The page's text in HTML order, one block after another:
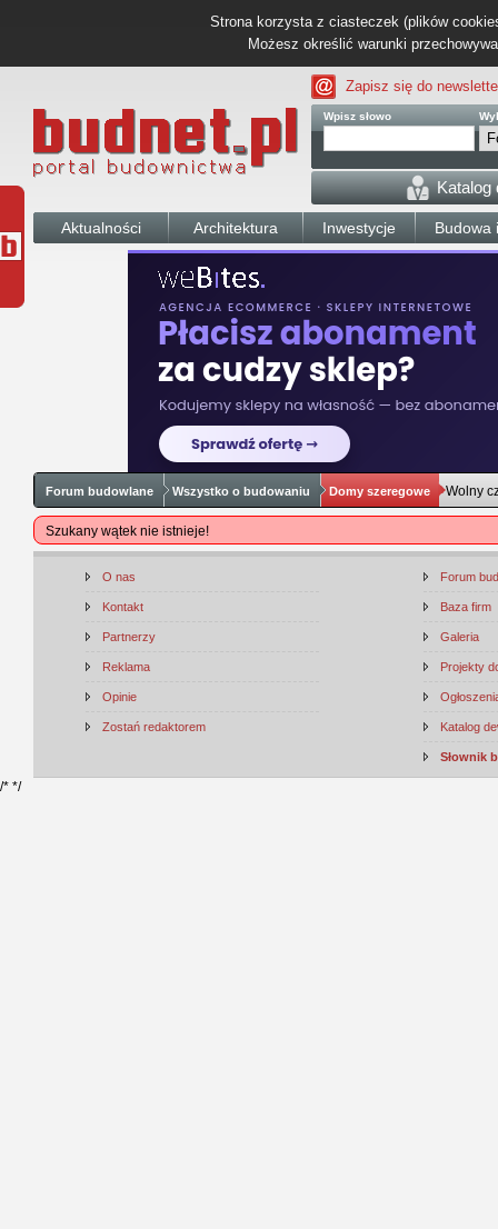
Strona korzysta z ciasteczek (plików
Możesz określić warunki
Zapisz się do
Wpisz słowo
Katalog
Aktualności Architektura Inwestycje Budowa
Forum budowlane Wszystko o budowaniu Domy szeregowe Wolny
Szukany wątek nie istnieje!
O nas
Kontakt
Partnerzy
Reklama
Opinie
Zostań redaktorem
Forum
Baza firm
Galeria
Projekty
Katalog
Słownik
/* */